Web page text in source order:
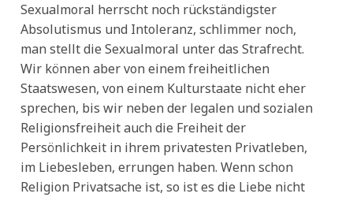
Sexualmoral herrscht noch rückständigster
Absolutismus und Intoleranz, schlimmer noch,
man stellt die Sexualmoral unter das Strafrecht.
Wir können aber von einem freiheitlichen
Staatswesen, von einem Kulturstaate nicht eher
sprechen, bis wir neben der legalen und sozialen
Religionsfreiheit auch die Freiheit der
Persönlichkeit in ihrem privatesten Privatleben,
im Liebesleben, errungen haben. Wenn schon
Religion Privatsache ist, so ist es die Liebe nicht